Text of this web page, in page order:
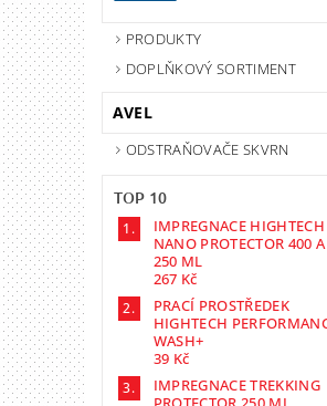
PRODUKTY
DOPLŇKOVÝ SORTIMENT
AVEL
ODSTRAŇOVAČE SKVRN
TOP 10
IMPREGNACE HIGHTECH
NANO PROTECTOR 400 A
250 ML
267 Kč
PRACÍ PROSTŘEDEK
HIGHTECH
WASH+
39 Kč
IMPREGNACE TREKKING